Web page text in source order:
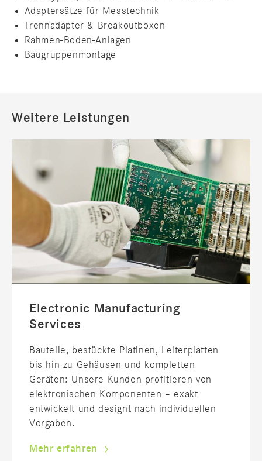
Adaptersätze für Messtechnik
Trennadapter & Breakoutboxen
Rahmen-Boden-Anlagen
Baugruppenmontage
Weitere Leistungen
Electronic Manufacturing
Services
Bauteile, bestückte Platinen, Leiterplatten
bis hin zu Gehäusen und kompletten
Geräten: Unsere Kunden profitieren von
elektronischen Komponenten – exakt
entwickelt und designt nach individuellen
Vorgaben.
Mehr erfahren